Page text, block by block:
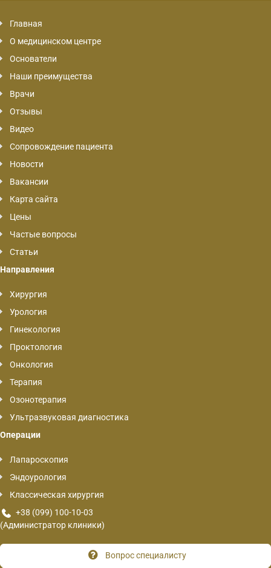
Главная
О медицинском центре
Основатели
Наши преимущества
Врачи
Отзывы
Видео
Сопровождение пациента
Новости
Вакансии
Карта сайта
Цены
Частые вопросы
Статьи
Направления
Хирургия
Урология
Гинекология
Проктология
Онкология
Терапия
Озонотерапия
Ультразвуковая диагностика
Операции
Лапароскопия
Эндоурология
Классическая хирургия
+38 (099) 100-10-03
(Администратор клиники)
Вопрос специалисту